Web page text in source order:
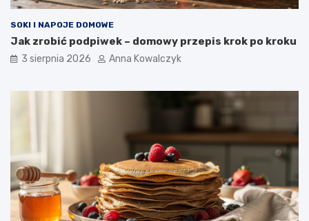
SOKI I NAPOJE DOMOWE
Jak zrobić podpiwek – domowy przepis krok po kroku
3 sierpnia 2026 Anna Kowalczyk